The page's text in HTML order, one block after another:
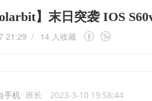
】末日突袭 IOS
21:29 / 14 人收藏
手机 班长 2023-3-10 19:58:44